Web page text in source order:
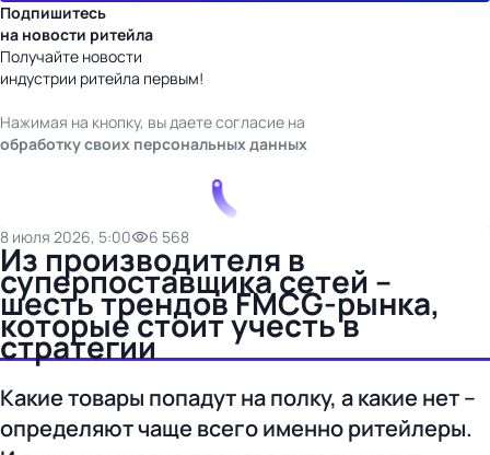
Подпишитесь
на новости ритейла
Получайте новости
индустрии ритейла первым!
Нажимая на кнопку, вы даете согласие на
обработку своих персональных данных
8 июля 2026, 5:00 6 568
Из производителя в
суперпоставщика сетей –
шесть трендов FMCG-рынка,
которые стоит учесть в
стратегии
Какие товары попадут на полку, а какие нет –
определяют чаще всего именно ритейлеры.